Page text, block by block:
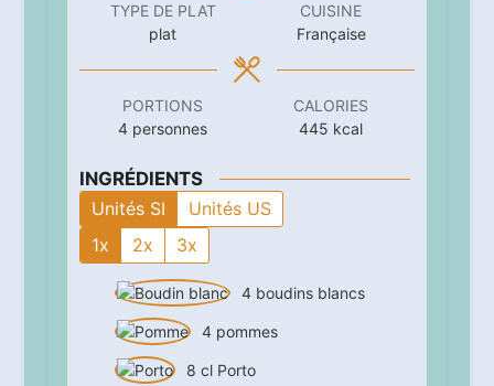
TYPE DE PLAT
plat
CUISINE
Française
PORTIONS
4 personnes
CALORIES
445 kcal
INGRÉDIENTS
Unités SI
Unités US
1x
2x 3x
4 boudins blancs
4 pommes
8 cl Porto